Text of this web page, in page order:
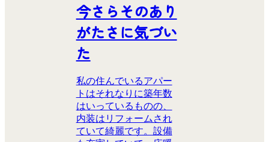
今さらそのあり
がたさに気づい
た
私の住んでいるアパー
トはそれなりに築年数
はいっているものの、
内装はリフォームされ
ていて綺麗です。設備